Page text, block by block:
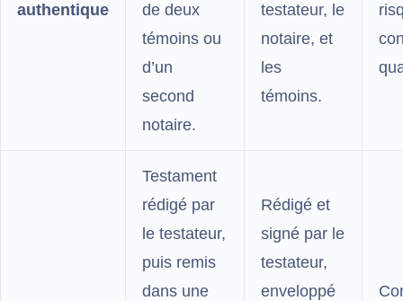
authentique
de deux
témoins ou
d’un
second
notaire.
testateur, le
notaire, et
les
témoins.
Testament
rédigé par
le testateur,
puis remis
dans une
Rédigé et
signé par le
testateur,
enveloppé